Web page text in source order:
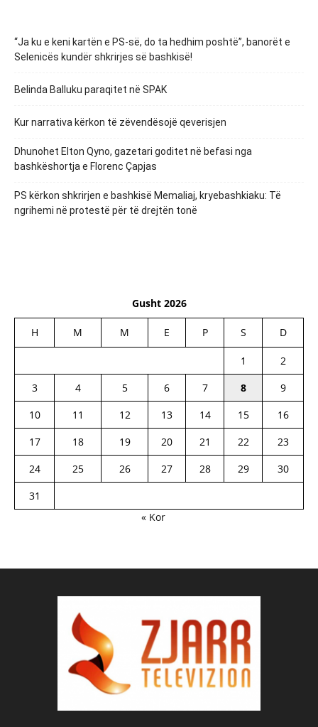
“Ja ku e keni kartën e PS-së, do ta hedhim poshtë”, banorët e
Selenicës kundër shkrirjes së bashkisë!
Belinda Balluku paraqitet në SPAK
Kur narrativa kërkon të zëvendësojë qeverisjen
Dhunohet Elton Qyno, gazetari goditet në befasi nga
bashkëshortja e Florenc Çapjas
PS kërkon shkrirjen e bashkisë Memaliaj, kryebashkiaku: Të
ngrihemi në protestë për të drejtën tonë
Gusht 2026
H M M E P S D
1
2
3
4 5 6 7 8
9
10
11 12 13 14 15
16
17
18 19 20 21 22
23
24
25 26 27 28 29
30
31
« Kor